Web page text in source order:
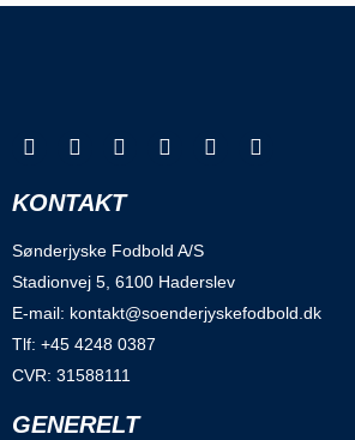
KONTAKT
Sønderjyske Fodbold A/S
Stadionvej 5, 6100 Haderslev
E-mail: kontakt@soenderjyskefodbold.dk
Tlf: +45 4248 0387
CVR: 31588111
GENERELT